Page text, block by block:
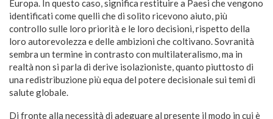
Europa. In questo caso, significa restituire a Paesi che vengono
identificati come quelli che di solito ricevono aiuto, più
controllo sulle loro priorità e le loro decisioni, rispetto della
loro autorevolezza e delle ambizioni che coltivano. Sovranità
sembra un termine in contrasto con multilateralismo, ma in
realtà non si parla di derive isolazioniste, quanto piuttosto di
una redistribuzione più equa del potere decisionale sui temi di
salute globale.
Di fronte alla necessità di adeguare al presente il modo in cui è